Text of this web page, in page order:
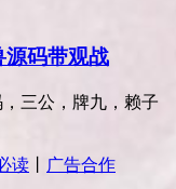
源码带观战
三公，牌九，赖子
读 广告合作